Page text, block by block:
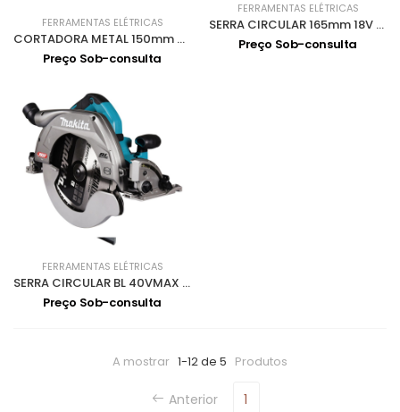
FERRAMENTAS ELÉTRICAS
CORTADORA METAL 150mm c/DISCO 18V DCS553Z
Preço Sob-consulta
FERRAMENTAS ELÉTRICAS
SERRA CIRCULAR 165mm 18V DHS660Z
Preço Sob-consulta
FERRAMENTAS ELÉTRICAS
SERRA CIRCULAR BL 40VMAX XGT 170mm HS011GZ
Preço Sob-consulta
A mostrar 1-12 de 5 Produtos
Anterior 1